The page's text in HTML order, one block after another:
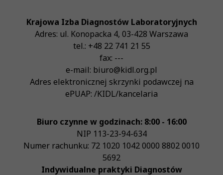
Krajowa Izba Diagnostów Laboratoryjnych
Adres: ul. Konopacka 4, 03-428 Warszawa
tel.: +48 22 741 21 55
fax: ---
e-mail: biuro@kidl.org.pl
Adres elektronicznej skrzynki podawczej na
ePUAP: /KIDL/kancelaria
Biuro czynne w godzinach: 8:00 - 16:00
NIP 113-23-94-634
Numer rachunku: 72 1020 1042 0000 8802 0010
5692
Indywidualne praktyki Diagnostów